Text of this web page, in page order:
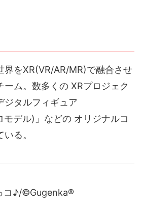
界をXR(VR/AR/MR)で融合させ
ーム。数多くの XRプロジェク
ジタルフィギュア
モデル)」などの オリジナルコ
る。
コ♪/©Gugenka®